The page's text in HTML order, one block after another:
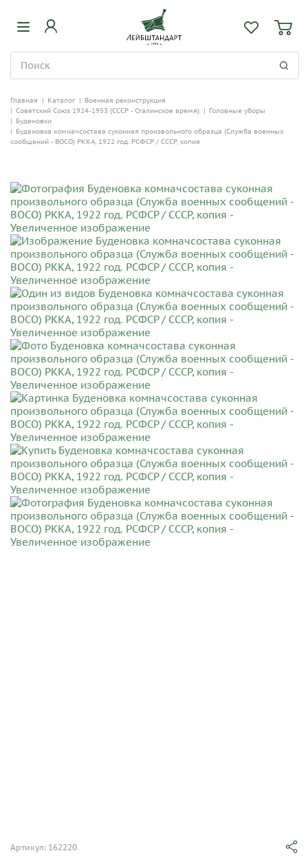
Главная | Каталог | Военная реконструкция
| Советский Союз 1924-1953 (СССР - Сталинское время) | Головные уборы
| Буденовки
| Буденовка комначсостава суконная произвольного образца (Служба военных
сообщений - ВОСО) РККА, 1922 год. РСФСР / СССР, копия
Артикул: 162220